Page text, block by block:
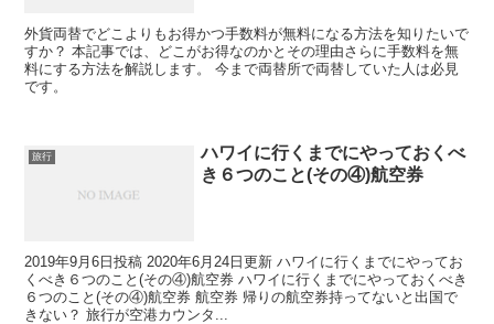
外貨両替でどこよりもお得かつ手数料が無料になる方法を知りたいで
すか？ 本記事では、どこがお得なのかとその理由さらに手数料を無
料にする方法を解説します。 今まで両替所で両替していた人は必見
です。
旅行
ハワイに行くまでにやっておくべ
き６つのこと(その④)航空券
2019年9月6日投稿 2020年6月24日更新 ハワイに行くまでにやってお
くべき６つのこと(その④)航空券 ハワイに行くまでにやっておくべき
６つのこと(その④)航空券 航空券 帰りの航空券持ってないと出国で
きない？ 旅行が空港カウンタ...